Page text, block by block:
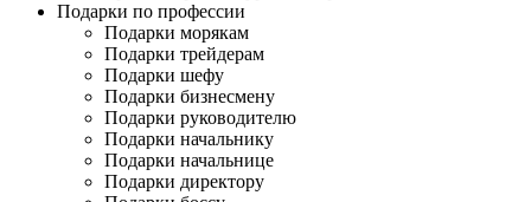
Подарки по профессии
Подарки морякам
Подарки трейдерам
Подарки шефу
Подарки бизнесмену
Подарки руководителю
Подарки начальнику
Подарки начальнице
Подарки директору